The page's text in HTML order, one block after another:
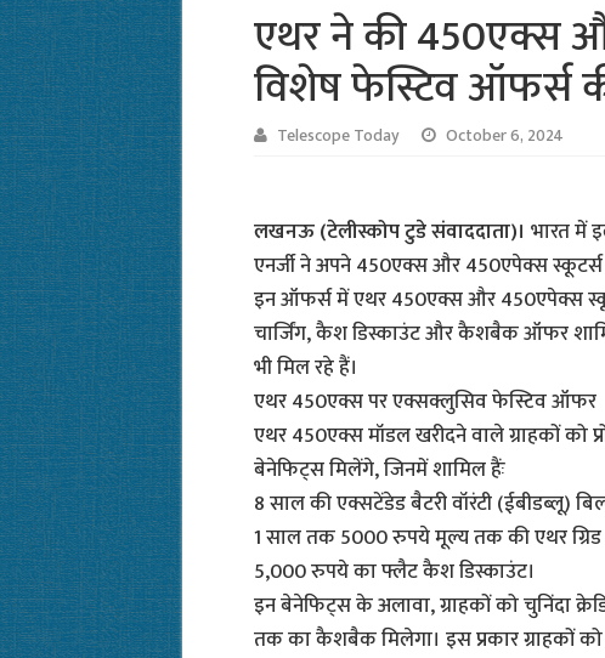
एथर ने की 450एक्स
विशेष फेस्टिव ऑफर्स
Telescope Today October 6, 2024
लखनऊ (टेलीस्कोप टुडे संवाददाता)। भारत में
एनर्जी ने अपने 450एक्स और 450एपेक्स
इन ऑफर्स में एथर 450एक्स और 450एपेक्स
चार्जिंग, कैश डिस्काउंट और कैशबैक ऑफर
भी मिल रहे हैं।
एथर 450एक्स पर एक्सक्लुसिव फेस्टिव ऑफर
एथर 450एक्स मॉडल खरीदने वाले ग्राहकों को
बेनेफिट्स मिलेंगे, जिनमें शामिल हैंः
8 साल की एक्सटेंडेड बैटरी वॉरंटी (ईबीडब्लू)
1 साल तक 5000 रुपये मूल्य तक की एथर ग्रिड
5,000 रुपये का फ्लैट कैश डिस्काउंट।
इन बेनेफिट्स के अलावा, ग्राहकों को चुनिंदा
तक का कैशबैक मिलेगा। इस प्रकार ग्राहकों